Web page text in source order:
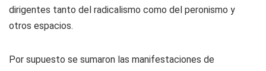
dirigentes tanto del radicalismo como del peronismo y
otros espacios.
Por supuesto se sumaron las manifestaciones de